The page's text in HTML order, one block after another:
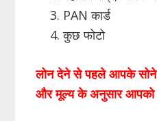
PAN कार्ड
कुछ फोटो
लोन देने से पहले आपके सोने
और मूल्य के अनुसार आपको